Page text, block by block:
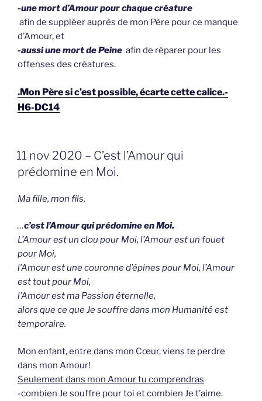
-une mort d’Amour pour chaque créature
afin de suppléer auprès de mon Père pour ce manque
d’Amour, et
-aussi une mort de Peine afin de réparer pour les
offenses des créatures.
.Mon Père si c’est possible, écarte cette calice.-
H6-DC14
GEPLAATST
OP
11 nov 2020 – C’est l’Amour qui
prédomine en Moi.
Ma fille, mon fils,
…c’est l’Amour qui prédomine en Moi.
L’Amour est un clou pour Moi, l’Amour est un fouet
pour Moi,
l’Amour est une couronne d’épines pour Moi, l’Amour
est tout pour Moi,
l’Amour est ma Passion éternelle,
alors que ce que Je souffre dans mon Humanité est
temporaire.
Mon enfant, entre dans mon Cœur, viens te perdre
dans mon Amour!
Seulement dans mon Amour tu comprendras
-combien Je souffre pour toi et combien Je t’aime.